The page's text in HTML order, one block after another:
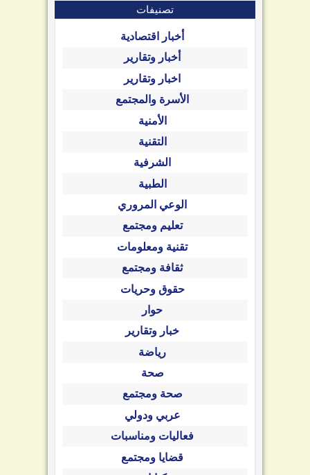
تصنيفات
أخبار اقتصادية
أخبار وتقارير
اخبار وتقارير
الأسرة والمجتمع
الأمنية
التقنية
الشرفية
الطبية
الوعي المروري
تعليم ومجتمع
تقنية ومعلومات
ثقافة ومجتمع
حقوق وحريات
حوار
خبار وتقارير
رياضة
صحة
صحة ومجتمع
عربي ودولي
فعاليات ومناسبات
قضايا ومجتمع